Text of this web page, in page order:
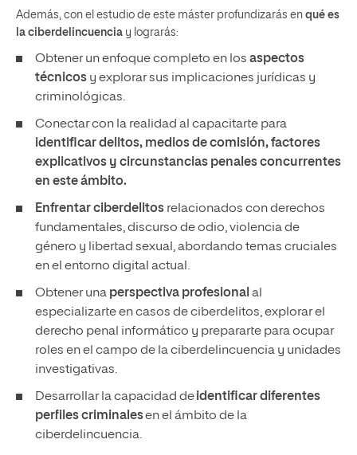
Además, con el estudio de este máster profundizarás en qué es
la ciberdelincuencia y lograrás:
Obtener un enfoque completo en los aspectos
técnicos y explorar sus implicaciones jurídicas y
criminológicas.
Conectar con la realidad al capacitarte para
identificar delitos, medios de comisión, factores
explicativos y circunstancias penales concurrentes
en este ámbito.
Enfrentar ciberdelitos relacionados con derechos
fundamentales, discurso de odio, violencia de
género y libertad sexual, abordando temas cruciales
en el entorno digital actual.
Obtener una perspectiva profesional al
especializarte en casos de ciberdelitos, explorar el
derecho penal informático y prepararte para ocupar
roles en el campo de la ciberdelincuencia y unidades
investigativas.
Desarrollar la capacidad deidentificar diferentes
perfiles criminalesen el ámbito de la
ciberdelincuencia.